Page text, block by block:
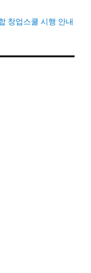
창업스쿨 시행 안내